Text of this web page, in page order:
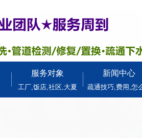
服务对象
工厂,饭店,社区,大夏
新闻中心
疏通技巧,费用,怎